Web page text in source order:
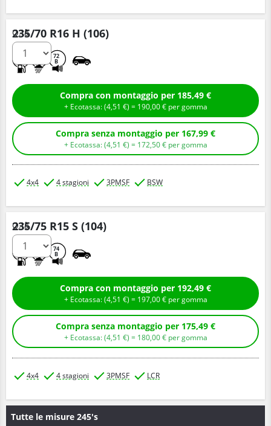
235/70 R16 H (106)
72
B
Q.tà
Compra con montaggio per 185,49 €
+ Ecotassa: (4,51 € ) = 190,00€ per gomma
Compra senza montaggio per 167,99 €
+ Ecotassa: (4,51 € ) = 172,50€ per gomma
4x4 4 stagioni 3PMSF BSW
235/75 R15 S (104)
74
B
Q.tà
Compra con montaggio per 192,49 €
+ Ecotassa: (4,51 € ) = 197,00€ per gomma
Compra senza montaggio per 175,49 €
+ Ecotassa: (4,51 € ) = 180,00€ per gomma
4x4 4 stagioni 3PMSF LCR
Tutte le misure 245's